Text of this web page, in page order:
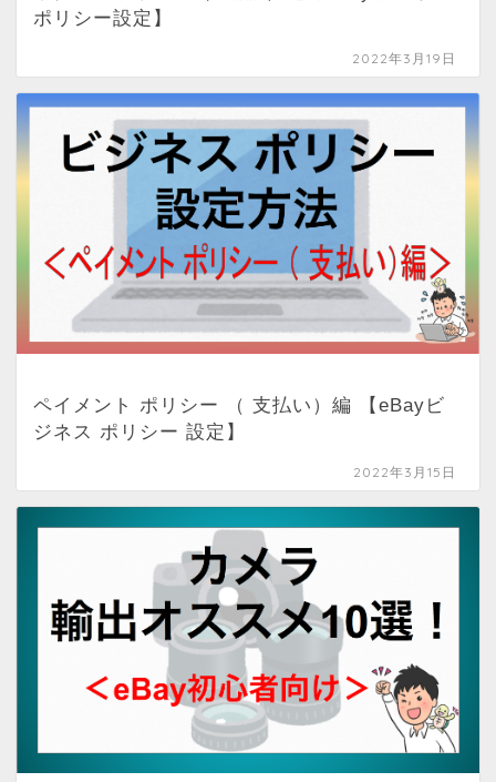
ポリシー設定】
2022年3月19日
ペイメント ポリシー （ 支払い）編 【eBayビ
ジネス ポリシー 設定】
2022年3月15日